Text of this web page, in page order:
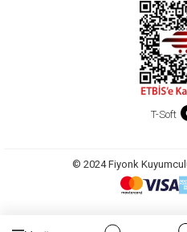
T-Soft
© 2024 Fiyonk